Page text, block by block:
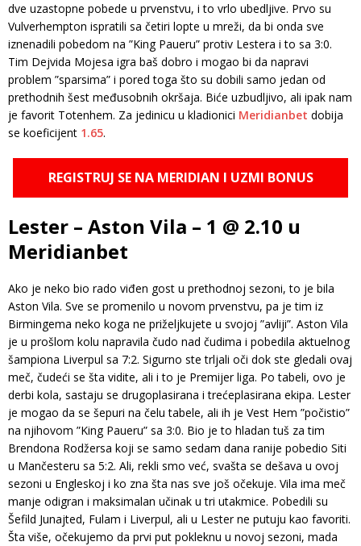
dve uzastopne pobede u prvenstvu, i to vrlo ubedljive. Prvo su
Vulverhempton ispratili sa četiri lopte u mreži, da bi onda sve
iznenadili pobedom na ”King Paueru” protiv Lestera i to sa 3:0.
Tim Dejvida Mojesa igra baš dobro i mogao bi da napravi
problem ”sparsima” i pored toga što su dobili samo jedan od
prethodnih šest međusobnih okršaja. Biće uzbudljivo, ali ipak nam
je favorit Totenhem. Za jedinicu u kladionici Meridianbet dobija
se koeficijent 1.65.
REGISTRUJ SE NA MERIDIAN I UZMI BONUS
Lester – Aston Vila – 1 @ 2.10 u
Meridianbet
Ako je neko bio rado viđen gost u prethodnoj sezoni, to je bila
Aston Vila. Sve se promenilo u novom prvenstvu, pa je tim iz
Birmingema neko koga ne priželjkujete u svojoj ”avliji”. Aston Vila
je u prošlom kolu napravila čudo nad čudima i pobedila aktuelnog
šampiona Liverpul sa 7:2. Sigurno ste trljali oči dok ste gledali ovaj
meč, čudeći se šta vidite, ali i to je Premijer liga. Po tabeli, ovo je
derbi kola, sastaju se drugoplasirana i trećeplasirana ekipa. Lester
je mogao da se šepuri na čelu tabele, ali ih je Vest Hem ”počistio”
na njihovom ”King Paueru” sa 3:0. Bio je to hladan tuš za tim
Brendona Rodžersa koji se samo sedam dana ranije pobedio Siti
u Mančesteru sa 5:2. Ali, rekli smo već, svašta se dešava u ovoj
sezoni u Engleskoj i ko zna šta nas sve još očekuje. Vila ima meč
manje odigran i maksimalan učinak u tri utakmice. Pobedili su
Šefild Junajted, Fulam i Liverpul, ali u Lester ne putuju kao favoriti.
Šta više, očekujemo da prvi put pokleknu u novoj sezoni, mada